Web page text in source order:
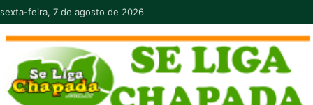
Pular para o conteúdo
sexta-feira, 7 de agosto de 2026